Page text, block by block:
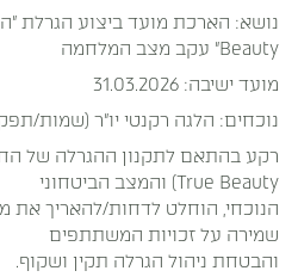
Beauty״ עקב מצב המלחמה
מועד ישיבה: 31.03.2026
נוכחים: הלגה רקנטי יו״ר (שמות/
True Beauty) והמצב הביטחוני
הנוכחי, הוחלט לדחות/להאריך את
שמירה על זכויות המשתתפים
והבטחת ניהול הגרלה תקין ושקוף.